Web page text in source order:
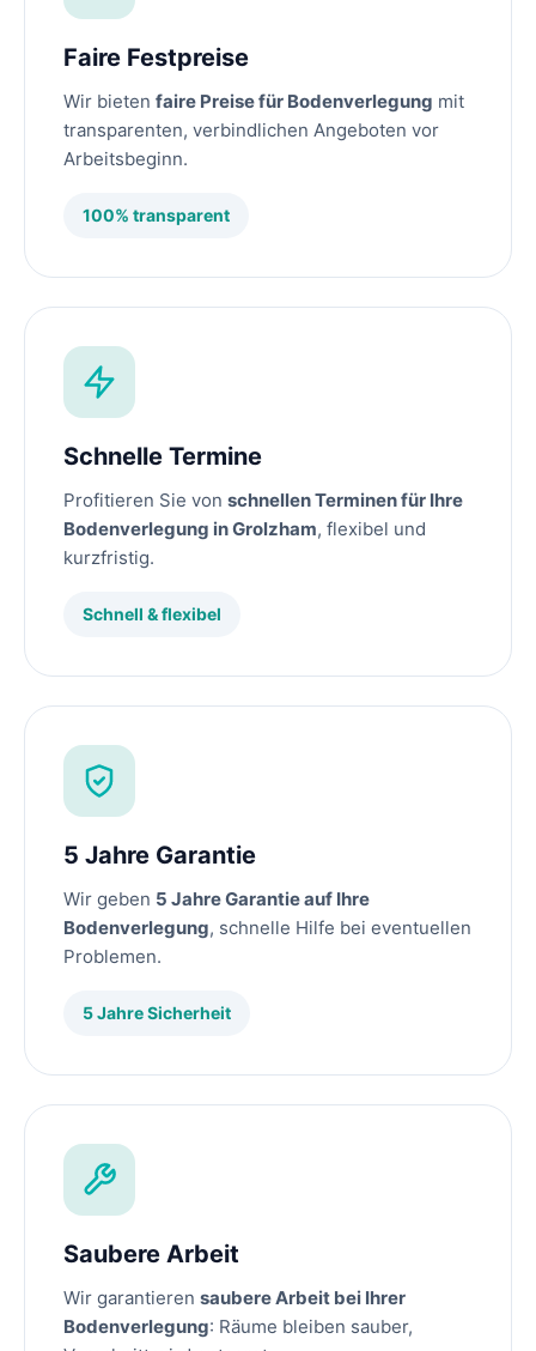
Faire Festpreise
Wir bieten faire Preise für Bodenverlegung mit
transparenten, verbindlichen Angeboten vor
Arbeitsbeginn.
100% transparent
Schnelle Termine
Profitieren Sie von schnellen Terminen für Ihre
Bodenverlegung in Grolzham, flexibel und
kurzfristig.
Schnell & flexibel
5 Jahre Garantie
Wir geben 5 Jahre Garantie auf Ihre
Bodenverlegung, schnelle Hilfe bei eventuellen
Problemen.
5 Jahre Sicherheit
Saubere Arbeit
Wir garantieren saubere Arbeit bei Ihrer
Bodenverlegung: Räume bleiben sauber,